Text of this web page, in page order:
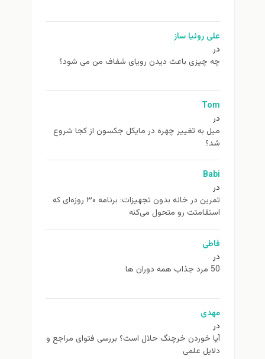
علی روئیا ساز
در
چه چیزی باعث دیدن رویای شفاف من می شود؟
Tom
در
ميل به تغيير چهره در مایکل جکسون از كجا شروع
شد؟
Babi
در
تمرین در خانه بدون تجهیزات: برنامه ۳۰ روزه‌ای که
استقامتت رو متحول می‌کنه
فاطی
در
50 مرد جذاب همه دوران ها
مهدی
در
آیا خوردن خرچنگ حلال است؟ بررسی فتوای مراجع و
دلایل علمی